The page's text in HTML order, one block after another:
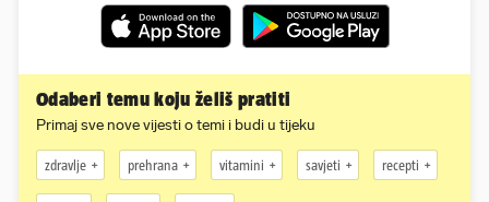
Odaberi temu koju želiš pratiti
Primaj sve nove vijesti o temi i budi u tijeku
zdravlje prehrana vitamini savjeti recepti